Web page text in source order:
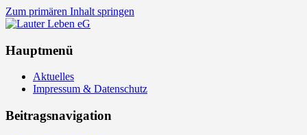
Zum primären Inhalt springen
Lauter Leben eG
Hauptmenü
Aktuelles
Impressum & Datenschutz
Beitragsnavigation